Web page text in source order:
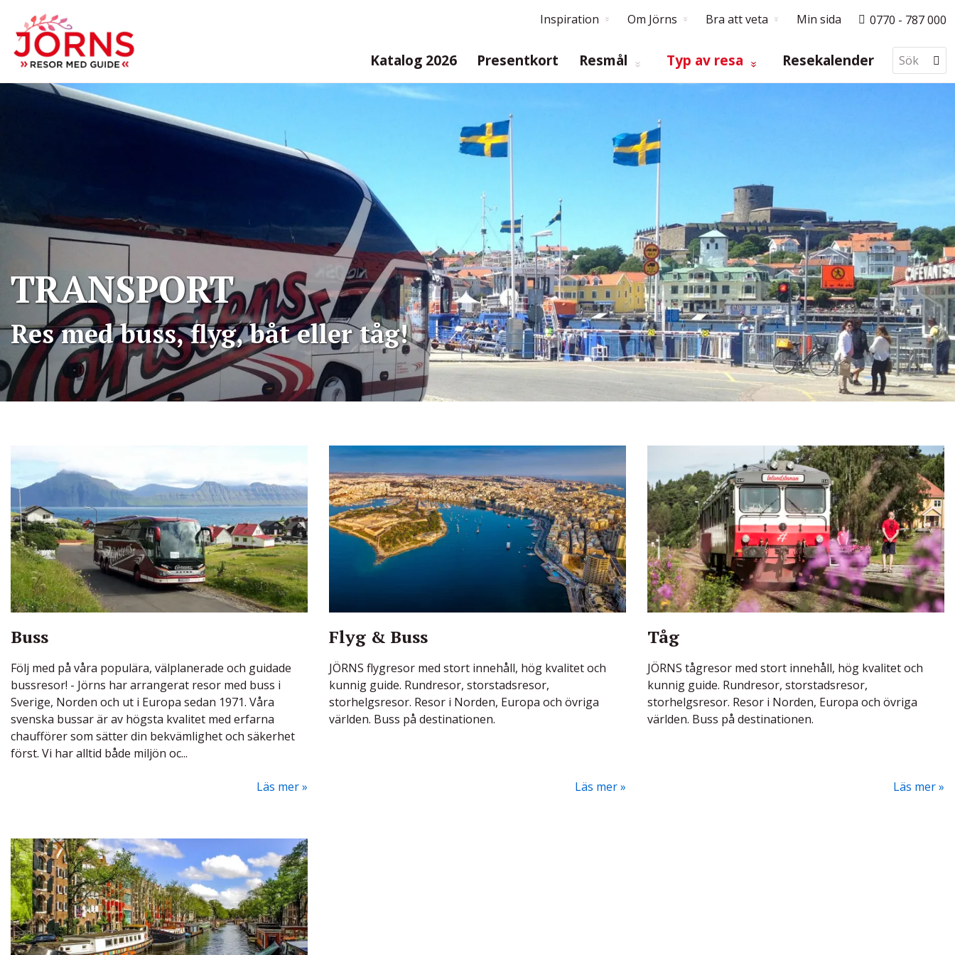
Inspiration Om Jörns Bra att veta Min sida 0770 - 787 000
Katalog 2026 Presentkort Resmål Typ av resa Resekalender
TRANSPORT
Res med buss, flyg, båt eller tåg!
Buss
Följ med på våra populära, välplanerade och guidade
bussresor! - Jörns har arrangerat resor med buss i
Sverige, Norden och ut i Europa sedan 1971. Våra
svenska bussar är av högsta kvalitet med erfarna
chaufförer som sätter din bekvämlighet och säkerhet
först. Vi har alltid både miljön oc...
Läs mer
Flyg & Buss
JÖRNS flygresor med stort innehåll, hög kvalitet och
kunnig guide. Rundresor, storstadsresor,
storhelgsresor. Resor i Norden, Europa och övriga
världen. Buss på destinationen.
Läs mer
Tåg
JÖRNS tågresor med stort innehåll, hög kvalitet och
kunnig guide. Rundresor, storstadsresor,
storhelgsresor. Resor i Norden, Europa och övriga
världen. Buss på destinationen.
Läs mer